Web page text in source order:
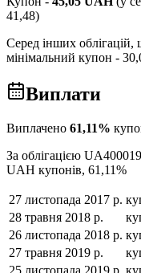
41,48)
Серед інших
мінімальний купон -
Виплати
Виплачено 61,11%
За облігацією
UAH купонів, 61,11%
27 листопада 2017 р.
28 травня 2018 р.
26 листопада 2018 р.
27 травня 2019 р.